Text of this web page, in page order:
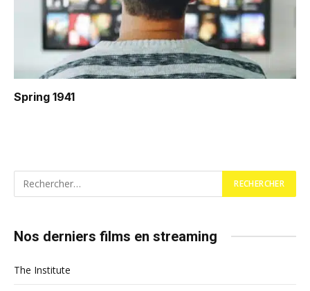
Spring 1941
Nos derniers films en streaming
The Institute